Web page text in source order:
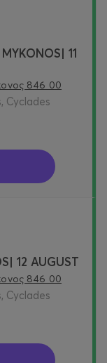
11
846 00
Cyclades
12 AUGUST
846 00
Cyclades